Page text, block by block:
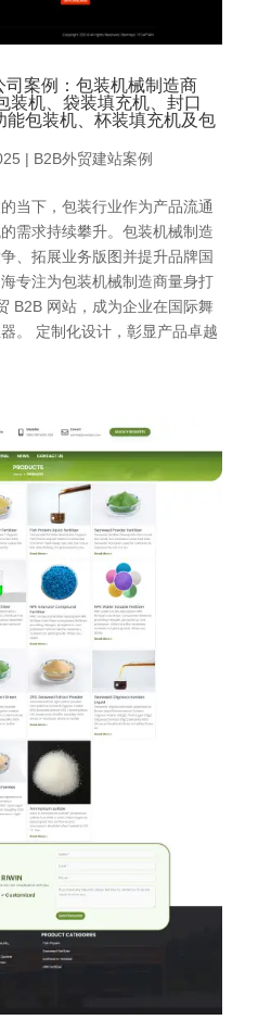
案例：包装机械制造商
装机、袋装填充机、封口
能包装机、杯装填充机及包
| B2B外贸建站案例
当下，包装行业作为产品流通
需求持续攀升。包装机械制造
、拓展业务版图并提升品牌国
专注为包装机械制造商量身打
B2B 网站，成为企业在国际舞
。 定制化设计，彰显产品卓越